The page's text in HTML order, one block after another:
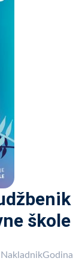
škole
NakladnikGodina